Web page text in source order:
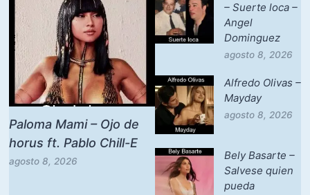
Paloma Mami – Ojo de
horus ft. Pablo Chill-E
agosto 8, 2026
– Suerte loca –
Angel
Dominguez
agosto 8, 2026
Alfredo Olivas –
Mayday
agosto 8, 2026
Bely Basarte –
Salvese quien
pueda